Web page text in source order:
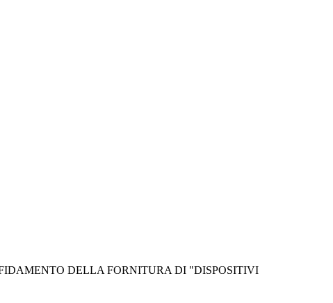
DELLA FORNITURA DI "DISPOSITIVI